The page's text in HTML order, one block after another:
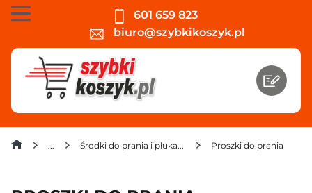
601 659 823
biuro@szybkikoszyk.pl
Środki do prania i płukania Proszki do prania